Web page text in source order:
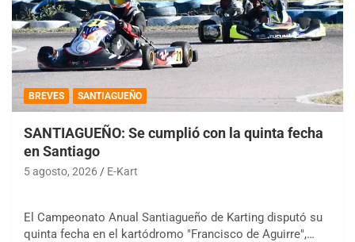
BREVES SANTIAGUEÑO
SANTIAGUEÑO: Se cumplió con la quinta fecha
en Santiago
5 agosto, 2026 E-Kart
El Campeonato Anual Santiagueño de Karting disputó su
quinta fecha en el kartódromo "Francisco de Aguirre",…